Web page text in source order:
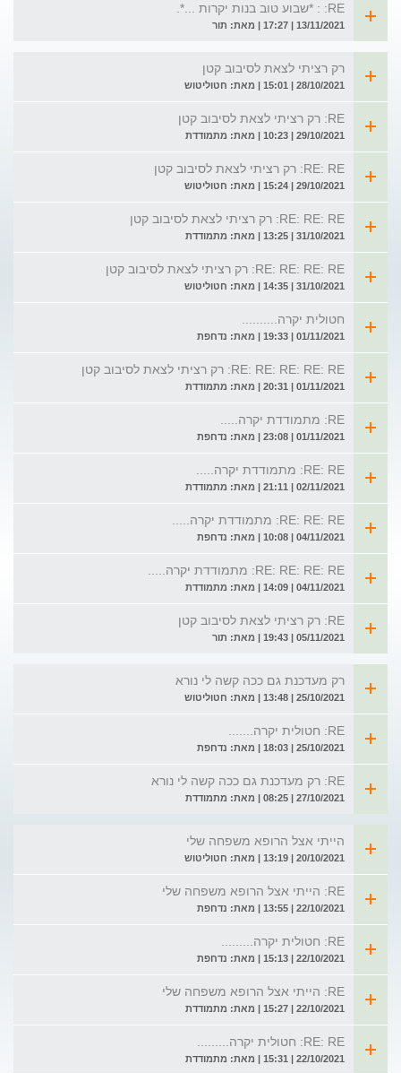
RE: : *שבוע טוב בנות יקרות ...*.
13/11/2021 | 17:27 | מאת: תור
רק רציתי לצאת לסיבוב קטן
28/10/2021 | 15:01 | מאת: חטוליטוש
RE: רק רציתי לצאת לסיבוב קטן
29/10/2021 | 10:23 | מאת: מתמודדת
RE: RE: רק רציתי לצאת לסיבוב קטן
29/10/2021 | 15:24 | מאת: חטוליטוש
RE: RE: RE: רק רציתי לצאת לסיבוב קטן
31/10/2021 | 13:25 | מאת: מתמודדת
RE: RE: RE: RE: רק רציתי לצאת לסיבוב קטן
31/10/2021 | 14:35 | מאת: חטוליטוש
חטולית יקרה..........
01/11/2021 | 19:33 | מאת: נדחפת
RE: RE: RE: RE: RE: רק רציתי לצאת לסיבוב קטן
01/11/2021 | 20:31 | מאת: מתמודדת
RE: מתמודדת יקרה.....
01/11/2021 | 23:08 | מאת: נדחפת
RE: RE: מתמודדת יקרה.....
02/11/2021 | 21:11 | מאת: מתמודדת
RE: RE: RE: מתמודדת יקרה.....
04/11/2021 | 10:08 | מאת: נדחפת
RE: RE: RE: RE: מתמודדת יקרה.....
04/11/2021 | 14:09 | מאת: מתמודדת
RE: רק רציתי לצאת לסיבוב קטן
05/11/2021 | 19:43 | מאת: תור
רק מעדכנת גם ככה קשה לי נורא
25/10/2021 | 13:48 | מאת: חטוליטוש
RE: חטולית יקרה.......
25/10/2021 | 18:03 | מאת: נדחפת
RE: רק מעדכנת גם ככה קשה לי נורא
27/10/2021 | 08:25 | מאת: מתמודדת
הייתי אצל הרופא משפחה שלי
20/10/2021 | 13:19 | מאת: חטוליטוש
RE: הייתי אצל הרופא משפחה שלי
22/10/2021 | 13:55 | מאת: נדחפת
RE: חטולית יקרה.........
22/10/2021 | 15:13 | מאת: נדחפת
RE: הייתי אצל הרופא משפחה שלי
22/10/2021 | 15:27 | מאת: מתמודדת
RE: RE: חטולית יקרה.........
22/10/2021 | 15:31 | מאת: מתמודדת